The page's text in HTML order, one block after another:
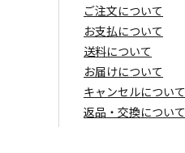
ご注文について
お支払について
送料について
お届けについて
キャンセルについて
返品・交換について